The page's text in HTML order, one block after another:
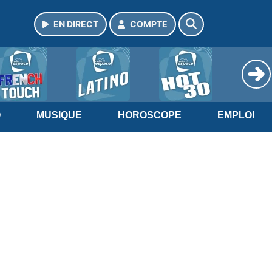
EN DIRECT COMPTE
MUSIQUE HOROSCOPE EMPLOI